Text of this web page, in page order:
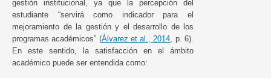
gestión institucional, ya que la percepción del
estudiante “servirá como indicador para el
mejoramiento de la gestión y el desarrollo de los
programas académicos” (Álvarez et al., 2014 , p. 6).
En este sentido, la satisfacción en el ámbito
académico puede ser entendida como: